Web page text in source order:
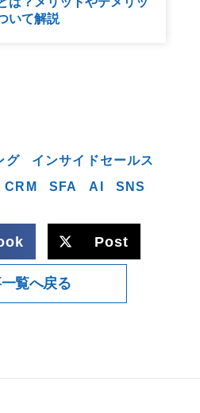
いて解説
グ
インサイドセールス
CRM SFA AI SNS
Post
覧へ戻る